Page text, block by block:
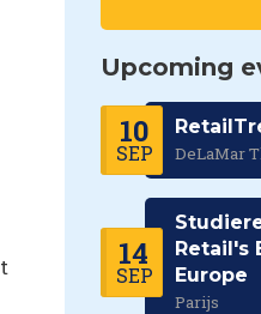
Upcoming
10
SEP DeLaMar
14
SEP
Retail's
Europe
Parijs